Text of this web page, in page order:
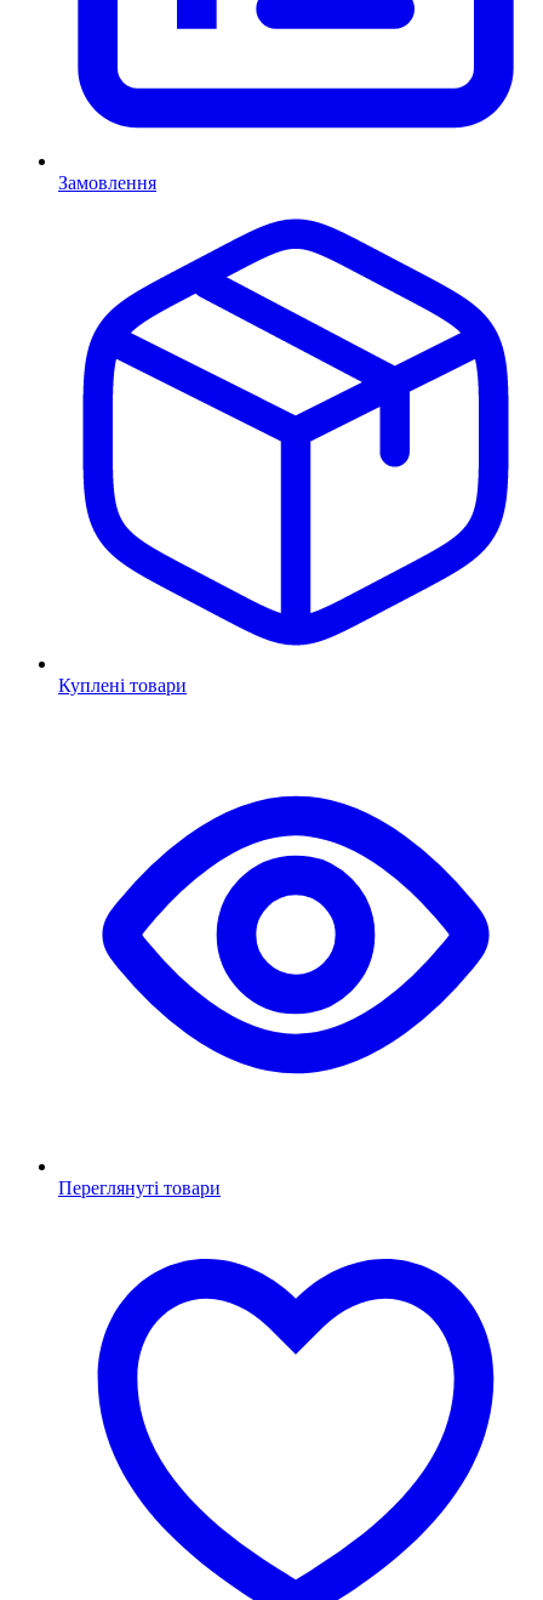
Замовлення
Куплені товари
Переглянуті товари